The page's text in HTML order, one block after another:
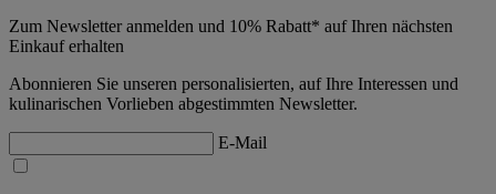
Zum Newsletter anmelden und 10% Rabatt* auf Ihren nächsten
Einkauf erhalten
Abonnieren Sie unseren personalisierten, auf Ihre Interessen und
kulinarischen Vorlieben abgestimmten Newsletter.
E-Mail